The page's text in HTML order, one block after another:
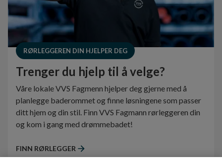
RØRLEGGEREN DIN HJELPER DEG
Trenger du hjelp til å velge?
Våre lokale VVS Fagmenn hjelper deg gjerne med å
planlegge baderommet og finne løsningene som passer
ditt hjem og din stil. Finn VVS Fagmann rørleggeren din
og kom i gang med drømmebadet!
FINN RØRLEGGER